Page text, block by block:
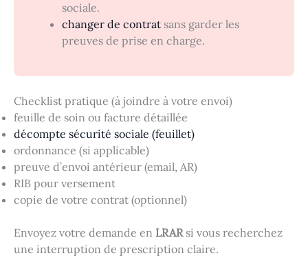
sociale.
changer de contrat sans garder les
preuves de prise en charge.
Checklist pratique (à joindre à votre envoi)
feuille de soin ou facture détaillée
décompte sécurité sociale (feuillet)
ordonnance (si applicable)
preuve d’envoi antérieur (email, AR)
RIB pour versement
copie de votre contrat (optionnel)
Envoyez votre demande en LRARsi vous recherchez
une interruption de prescription claire.